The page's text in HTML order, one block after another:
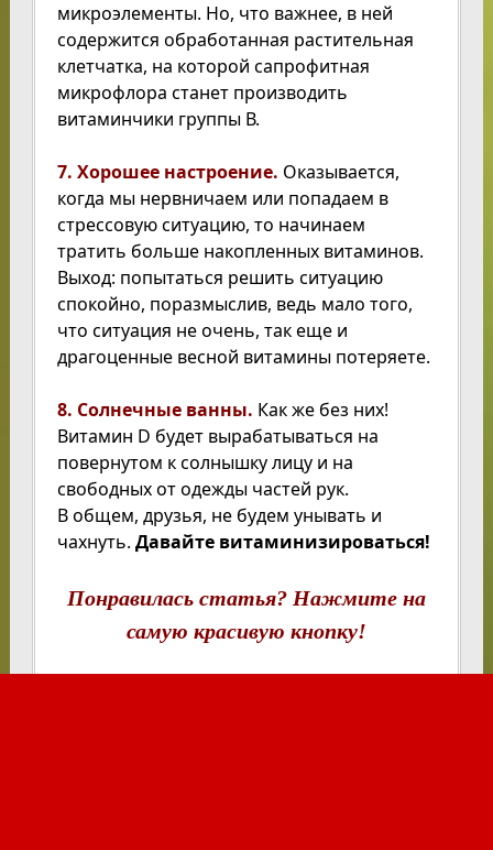
микроэлементы. Но, что важнее, в ней
содержится обработанная растительная
клетчатка, на которой сапрофитная
микрофлора станет производить
витаминчики группы В.
7. Хорошее настроение. Оказывается,
когда мы нервничаем или попадаем в
стрессовую ситуацию, то начинаем
тратить больше накопленных витаминов.
Выход: попытаться решить ситуацию
спокойно, поразмыслив, ведь мало того,
что ситуация не очень, так еще и
драгоценные весной витамины потеряете.
8. Солнечные ванны. Как же без них!
Витамин D будет вырабатываться на
повернутом к солнышку лицу и на
свободных от одежды частей рук.
В общем, друзья, не будем унывать и
чахнуть. Давайте витаминизироваться!
Понравилась статья? Нажмите на
самую красивую кнопку!